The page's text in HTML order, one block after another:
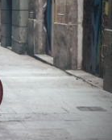
Μπουφάν